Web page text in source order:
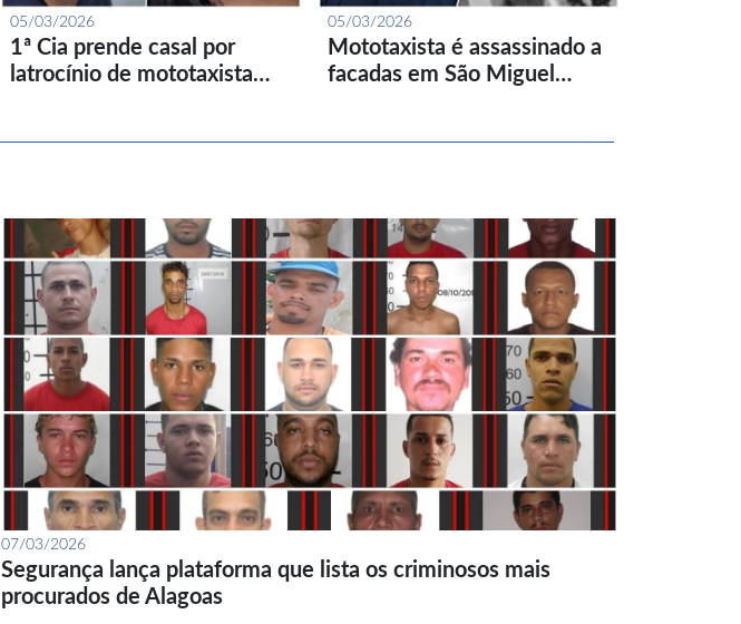
05/03/2026
1ª Cia prende casal por
latrocínio de mototaxista…
05/03/2026
Mototaxista é assassinado a
facadas em São Miguel…
07/03/2026
Segurança lança plataforma que lista os criminosos mais
procurados de Alagoas